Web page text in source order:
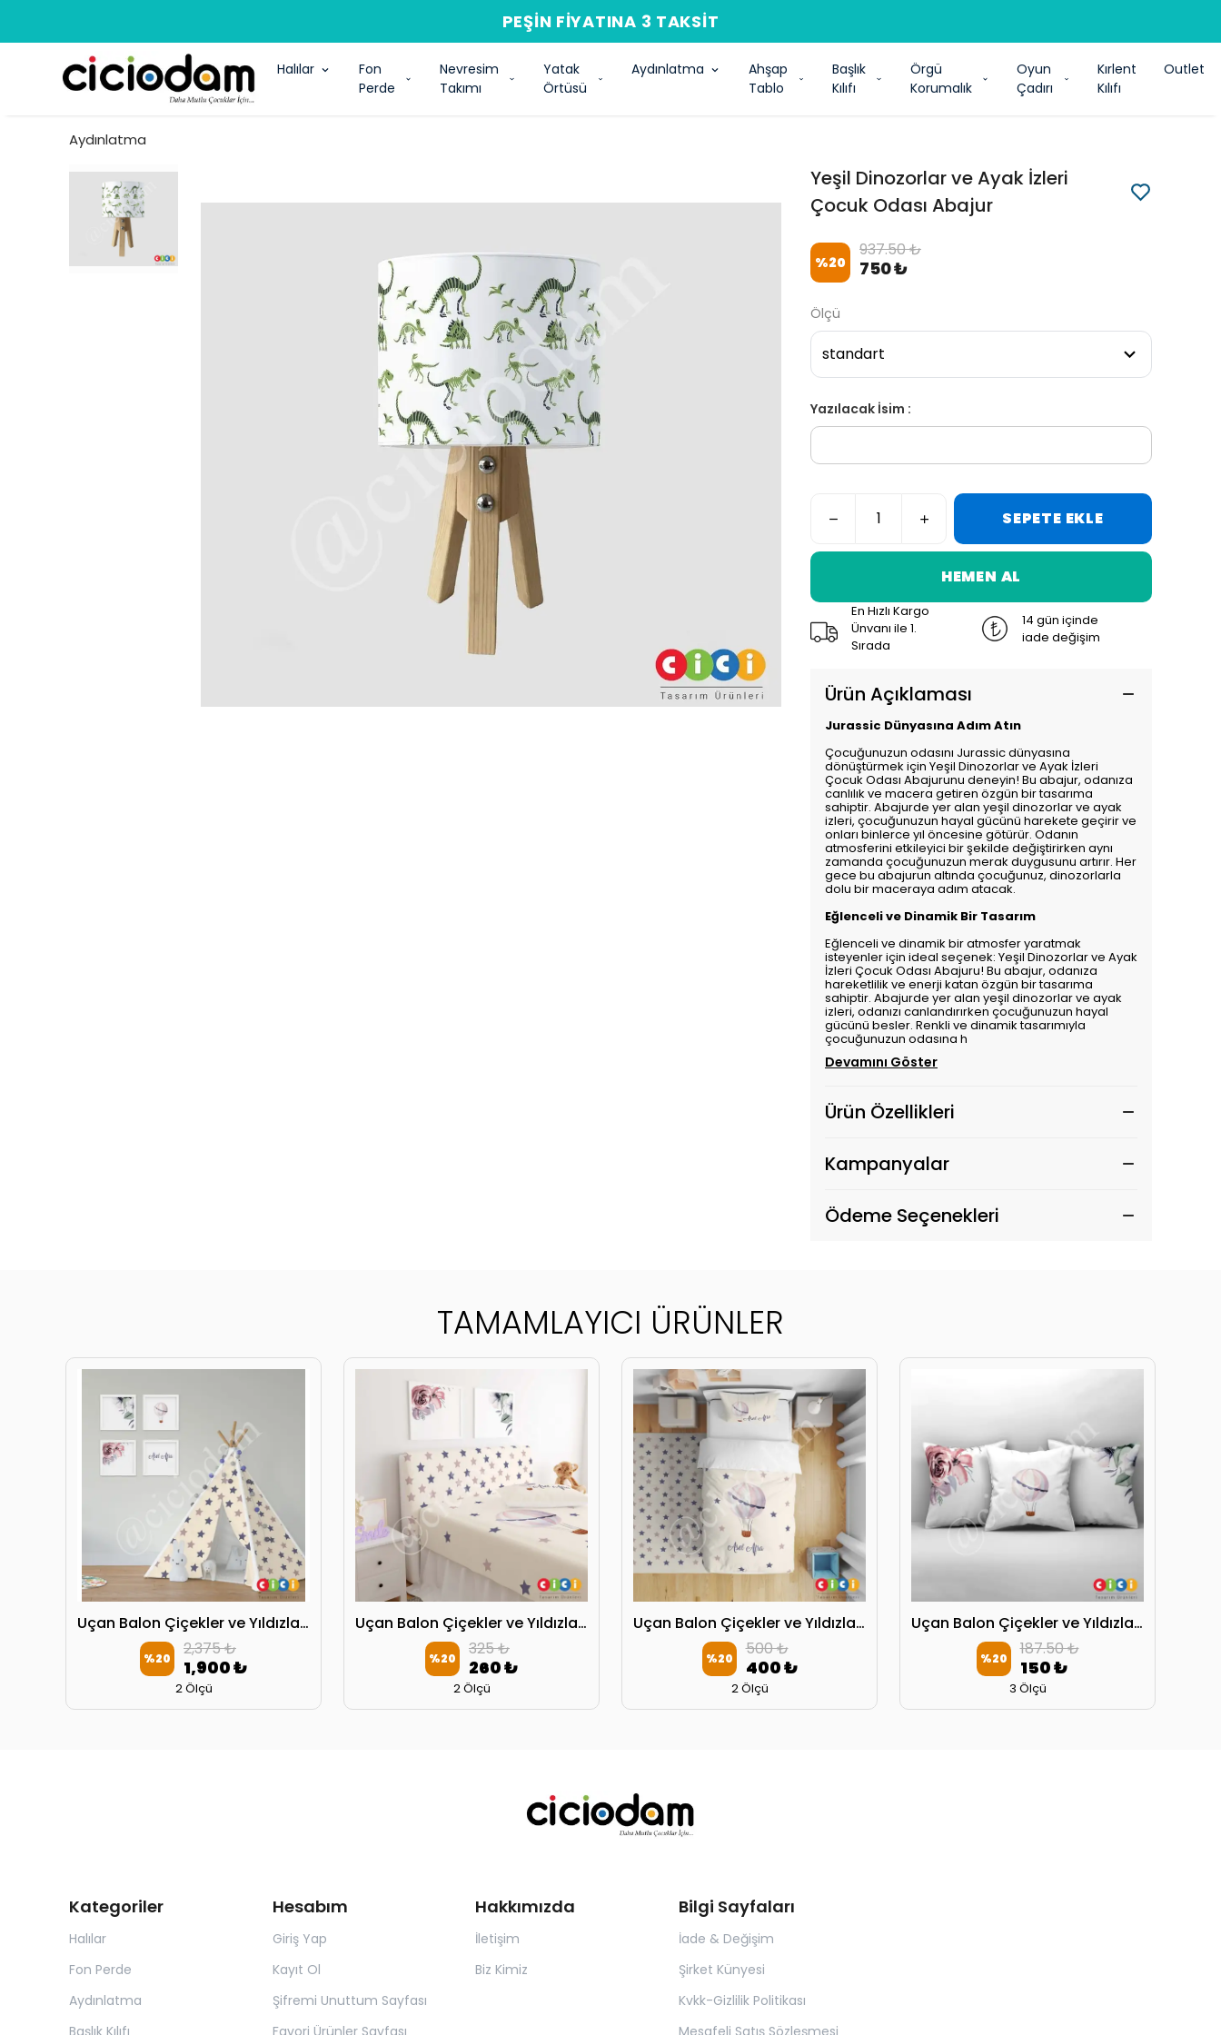
PEŞIN FIYATINA 3 TAKSIT
Halılar
Fon
Perde
Nevresim
Takımı
Yatak
Örtüsü
Aydınlatma
Ahşap
Tablo
Başlık
Kılıfı
Örgü
Korumalık
Oyun
Çadırı
Kırlent
Kılıfı
Outlet
Aydınlatma
Yeşil Dinozorlar ve Ayak İzleri
Çocuk Odası Abajur
%20
937.50 ₺
750 ₺
Ölçü
Yazılacak İsim :
SEPETE EKLE
HEMEN AL
En Hızlı Kargo
Ünvanı ile 1.
Sırada
14 gün içinde
iade değişim
Ürün Açıklaması
Jurassic Dünyasına Adım Atın
Çocuğunuzun odasını Jurassic dünyasına
dönüştürmek için Yeşil Dinozorlar ve Ayak İzleri
Çocuk Odası Abajurunu deneyin! Bu abajur, odanıza
canlılık ve macera getiren özgün bir tasarıma
sahiptir. Abajurde yer alan yeşil dinozorlar ve ayak
izleri, çocuğunuzun hayal gücünü harekete geçirir ve
onları binlerce yıl öncesine götürür. Odanın
atmosferini etkileyici bir şekilde değiştirirken aynı
zamanda çocuğunuzun merak duygusunu artırır. Her
gece bu abajurun altında çocuğunuz, dinozorlarla
dolu bir maceraya adım atacak.
Eğlenceli ve Dinamik Bir Tasarım
Eğlenceli ve dinamik bir atmosfer yaratmak
isteyenler için ideal seçenek: Yeşil Dinozorlar ve Ayak
İzleri Çocuk Odası Abajuru! Bu abajur, odanıza
hareketlilik ve enerji katan özgün bir tasarıma
sahiptir. Abajurde yer alan yeşil dinozorlar ve ayak
izleri, odanızı canlandırırken çocuğunuzun hayal
gücünü besler. Renkli ve dinamik tasarımıyla
çocuğunuzun odasına h
Devamını Göster
Ürün Özellikleri
Kampanyalar
Ödeme Seçenekleri
TAMAMLAYICI ÜRÜNLER
Uçan Balon Çiçekler ve Yıldızlar Oyun Çadırı
%20 2,375 ₺
1,900 ₺
2 Ölçü
Uçan Balon Çiçekler ve Yıldızlar Başlık Kılıfı
%20 325 ₺
260 ₺
2 Ölçü
Uçan Balon Çiçekler ve Yıldızlar Yatak Örtüsü
%20 500 ₺
400 ₺
2 Ölçü
Uçan Balon Çiçekler ve Yıldızlar Kırlent Kılıfı
%20 187.50 ₺
150 ₺
3 Ölçü
Kategoriler
Halılar
Fon Perde
Aydınlatma
Hesabım
Giriş Yap
Kayıt Ol
Şifremi Unuttum Sayfası
Hakkımızda
İletişim
Biz Kimiz
Bilgi Sayfaları
İade & Değişim
Şirket Künyesi
Kvkk-Gizlilik Politikası